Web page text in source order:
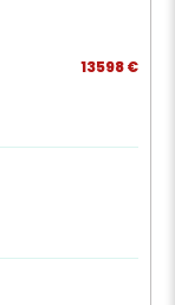
13598 €